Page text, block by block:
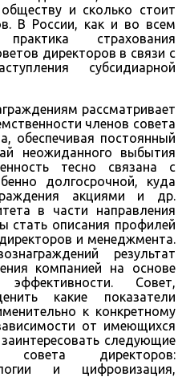
и сколько стоит
В России, как и во всем
страхования
директоров в связи с
субсидиарной
рассматривает
членов совета
обеспечивая постоянный
неожиданного выбытия
тесно связана с
долгосрочной, куда
акциями и др.
в части направления
стать описания профилей
и менеджмента.
результат
компанией на основе
Совет,
какие показатели
к конкретному
от имеющихся
следующие
совета директоров:
и цифровизация,